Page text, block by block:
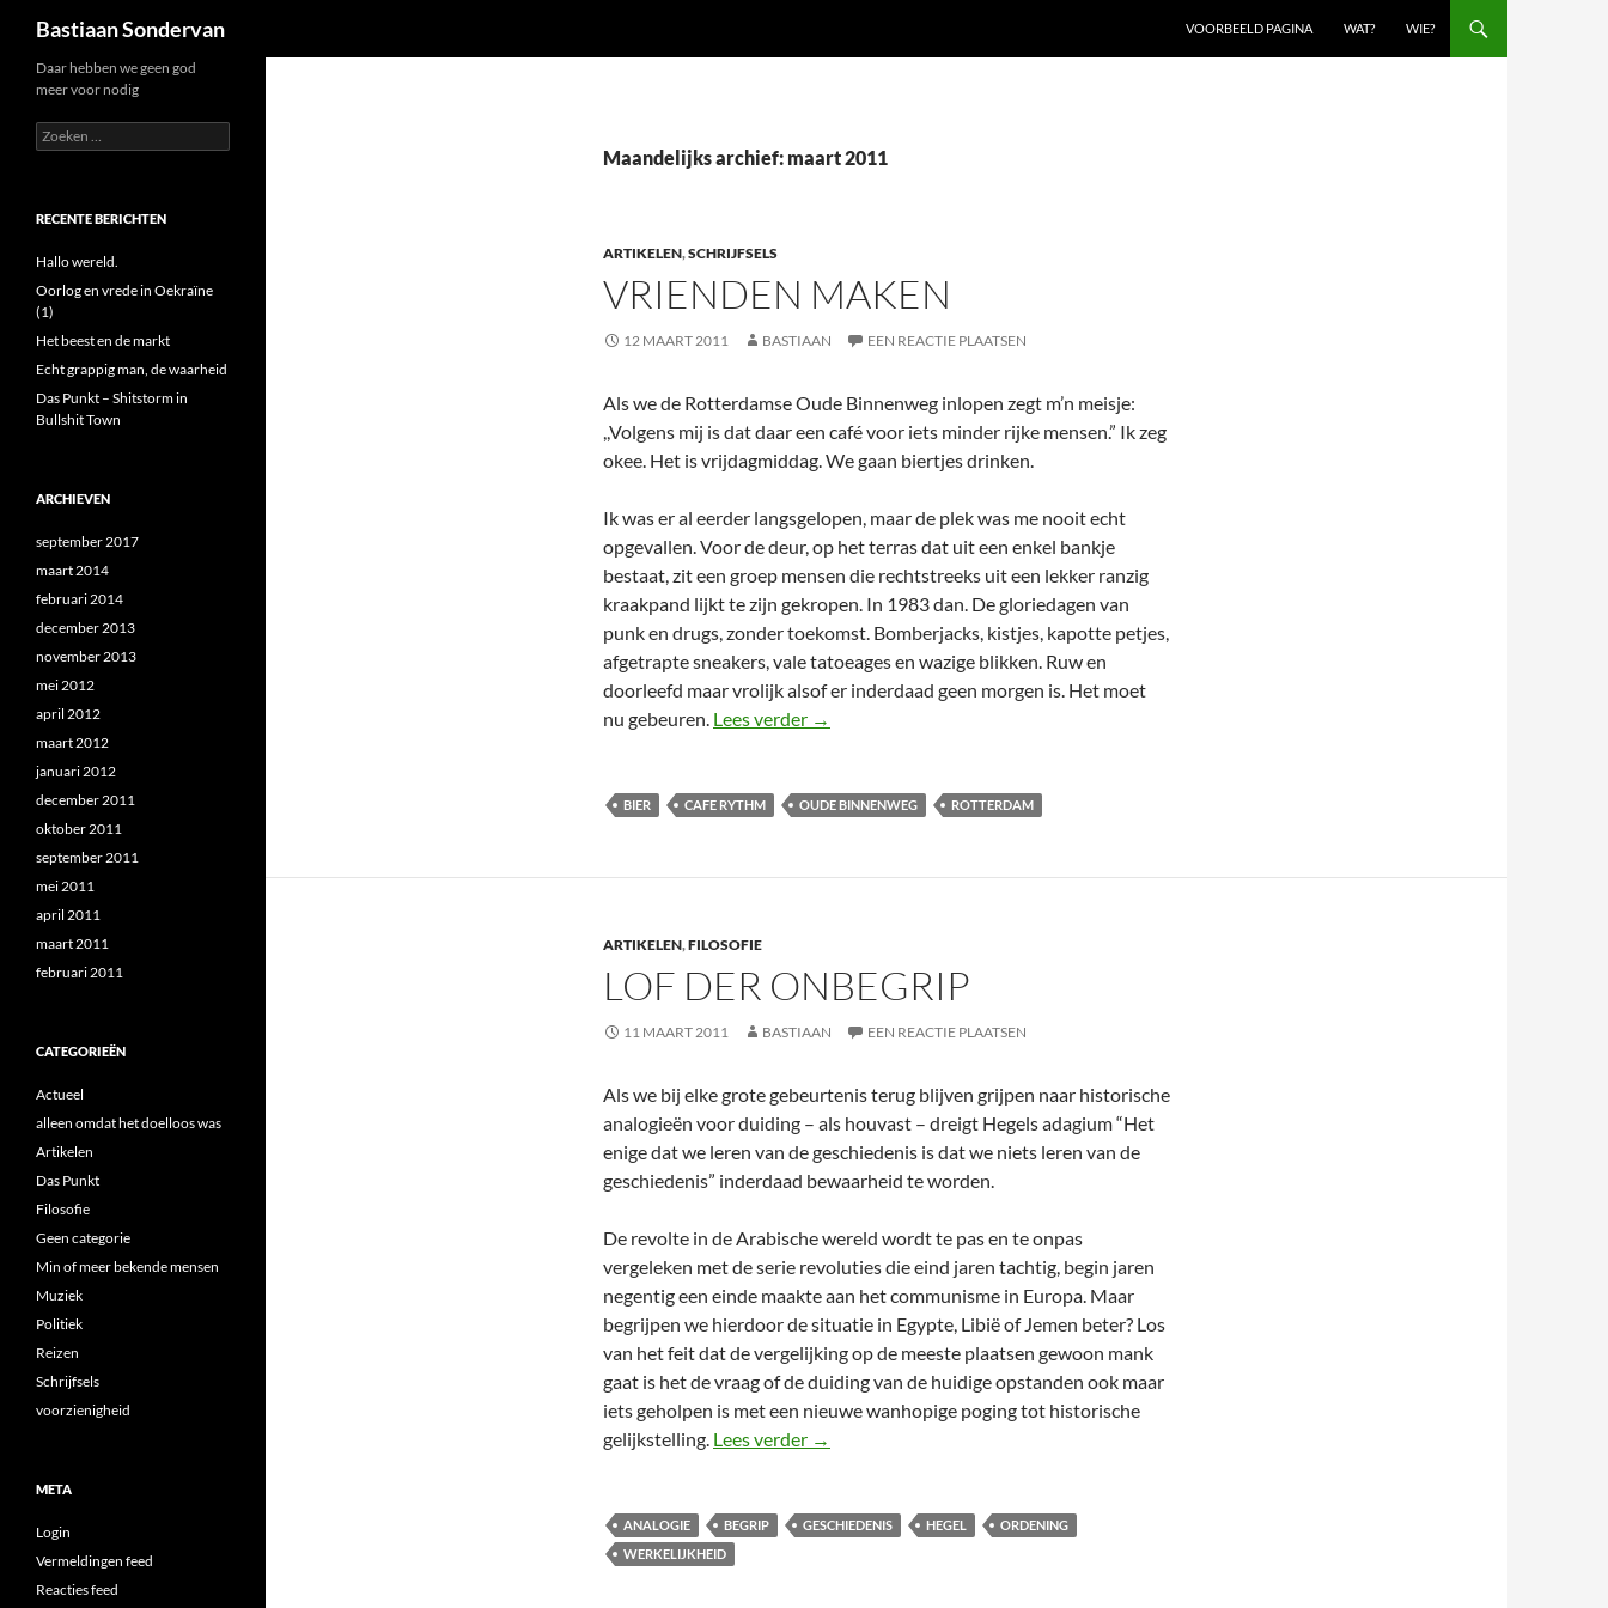
inhoud
Bastiaan Sondervan VOORBEELD PAGINA WAT? WIE?
Maandelijks archief: maart 2011
ARTIKELEN,SCHRIJFSELS
VRIENDEN MAKEN
12 MAART 2011 BASTIAAN EEN REACTIE PLAATSEN
Als we de Rotterdamse Oude Binnenweg inlopen zegt m’n meisje:
,,Volgens mij is dat daar een café voor iets minder rijke mensen.” Ik zeg
okee. Het is vrijdagmiddag. We gaan biertjes drinken.
Ik was er al eerder langsgelopen, maar de plek was me nooit echt
opgevallen. Voor de deur, op het terras dat uit een enkel bankje
bestaat, zit een groep mensen die rechtstreeks uit een lekker ranzig
kraakpand lijkt te zijn gekropen. In 1983 dan. De gloriedagen van
punk en drugs, zonder toekomst. Bomberjacks, kistjes, kapotte petjes,
afgetrapte sneakers, vale tatoeages en wazige blikken. Ruw en
doorleefd maar vrolijk alsof er inderdaad geen morgen is. Het moet
nu gebeuren. Lees verder Vrienden maken
→
BIER CAFE RYTHM OUDE BINNENWEG ROTTERDAM
ARTIKELEN,FILOSOFIE
LOF DER ONBEGRIP
11 MAART 2011 BASTIAAN EEN REACTIE PLAATSEN
Als we bij elke grote gebeurtenis terug blijven grijpen naar historische
analogieën voor duiding – als houvast – dreigt Hegels adagium “Het
enige dat we leren van de geschiedenis is dat we niets leren van de
geschiedenis” inderdaad bewaarheid te worden.
De revolte in de Arabische wereld wordt te pas en te onpas
vergeleken met de serie revoluties die eind jaren tachtig, begin jaren
negentig een einde maakte aan het communisme in Europa. Maar
begrijpen we hierdoor de situatie in Egypte, Libië of Jemen beter? Los
van het feit dat de vergelijking op de meeste plaatsen gewoon mank
gaat is het de vraag of de duiding van de huidige opstanden ook maar
iets geholpen is met een nieuwe wanhopige poging tot historische
gelijkstelling. Lees verder Lof der onbegrip
→
ANALOGIE BEGRIP GESCHIEDENIS HEGEL
ORDENING
WERKELIJKHEID
Daar hebben we geen god
meer voor nodig
Zoeken
naar:
RECENTE BERICHTEN
Hallo wereld.
Oorlog en vrede in Oekraïne
(1)
Het beest en de markt
Echt grappig man, de waarheid
Das Punkt – Shitstorm in
Bullshit Town
ARCHIEVEN
september 2017
maart 2014
februari 2014
december 2013
november 2013
mei 2012
april 2012
maart 2012
januari 2012
december 2011
oktober 2011
september 2011
mei 2011
april 2011
maart 2011
februari 2011
CATEGORIEËN
Actueel
alleen omdat het doelloos was
Artikelen
Das Punkt
Filosofie
Geen categorie
Min of meer bekende mensen
Muziek
Politiek
Reizen
Schrijfsels
voorzienigheid
META
Login
Vermeldingen feed
Reacties feed